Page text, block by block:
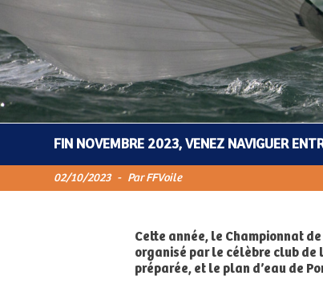
FIN NOVEMBRE 2023, VENEZ NAVIGUER
02/10/2023 - Par FFVoile
Cette année, le Championnat
organisé par le célèbre club de
préparée, et le plan d’eau de